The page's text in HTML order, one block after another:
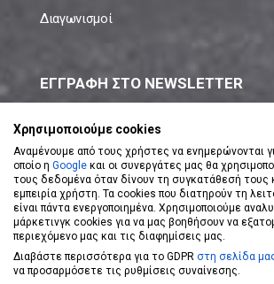
Διαγωνισμοί
ΕΓΓΡΑΦΗ ΣΤΟ NEWSLETTER
ΕΓΓΡΑΦΗ ΣΤΟ
Αποδέχομαι τουςΌρους Χρήσης
Χρησιμοποιούμε cookies
Αναμένουμε από τους χρήστες να ενημερώνονται
οποίο η Google και οι συνεργάτες μας θα
τους δεδομένα όταν δίνουν τη συγκατάθεσή τους
εμπειρία χρήστη. Τα cookies που διατηρούν τη
είναι πάντα ενεργοποιημένα. Χρησιμοποιούμε
μάρκετινγκ cookies για να μας βοηθήσουν να
περιεχόμενο μας και τις διαφημίσεις μας.
Διαβάστε περισσότερα για το GDPR στη σελίδα
να προσαρμόσετε τις ρυθμίσεις συναίνεσης.